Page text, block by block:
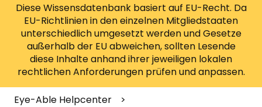
Diese Wissensdatenbank basiert auf EU-Recht. Da
EU-Richtlinien in den einzelnen Mitgliedstaaten
unterschiedlich umgesetzt werden und Gesetze
außerhalb der EU abweichen, sollten Lesende
diese Inhalte anhand ihrer jeweiligen lokalen
rechtlichen Anforderungen prüfen und anpassen.
Eye-Able Helpcenter